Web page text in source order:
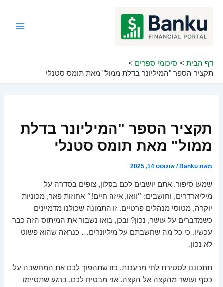
דף הבית
סיכומי ספרים
תקציר הספר "המיליונר בדלת ממול" מאת תומס סטנלי
תקציר הספר "המיליונר בדלת
ממול" מאת תומס סטנלי
מאתBanku
/אוגוסט 14, 2025
שמעו סיפור. אתם יושבים לכם בסלון, צופים בסדרה על
מיליארדרים, וחושבים: ״וואו, איזה חיים!״ אחוזות פאר, מכוניות
יוקרה, מטוסי מנהלים פרטיים. זו התמונה שכולנו מדמיינים
כשמדברים על עושר, נכון? ובכן, בואו נשבור את המיתוס הזה כבר
עכשיו. כי כל מה שחשבתם על מיליונרים… כנראה שהוא פשוט
לא נכון.
תתכוננו לסטירת לחי מרעננת, כזו שתהפוך לכם את המחשבה על
כסף ועושר מהקצה אל הקצה. אני מבטיח לכם, ברגע שתסיימו